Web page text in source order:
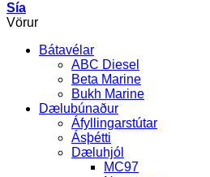
Sía
Vörur
Bátavélar
ABC Diesel
Beta Marine
Bukh Marine
Dælubúnaður
Áfyllingarstútar
Ásþétti
Dæluhjól
MC97